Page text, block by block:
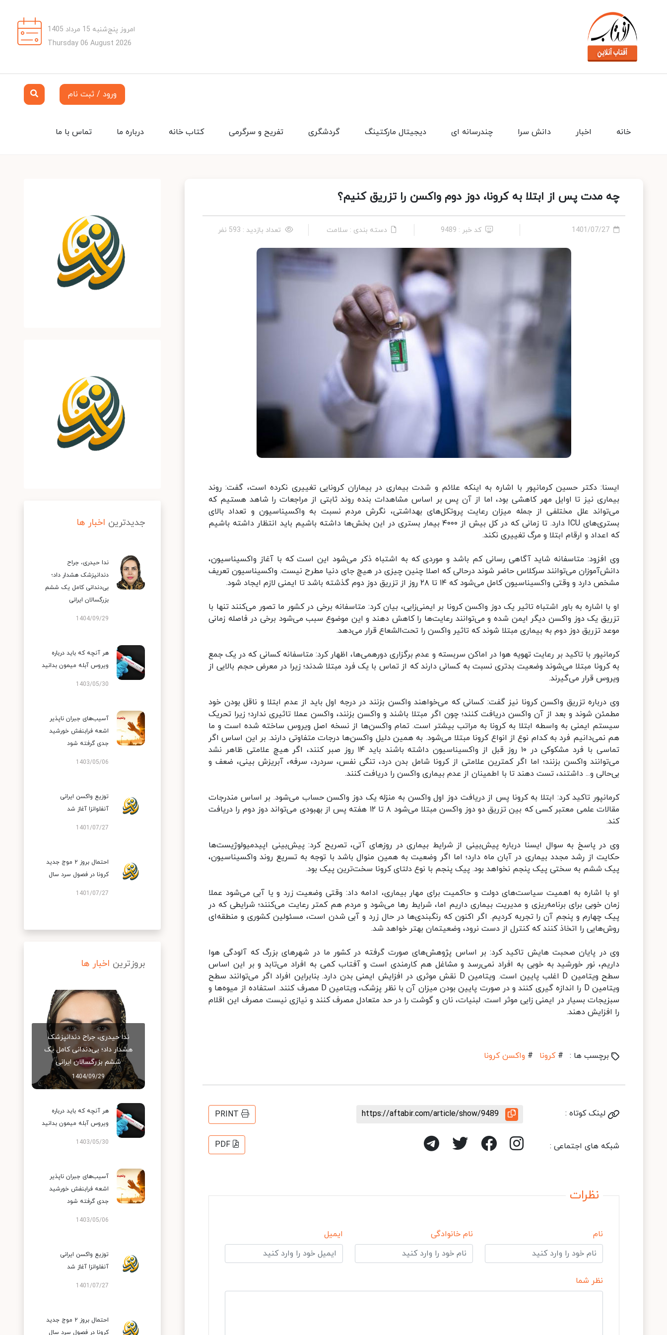
امروز پنج‌شنبه 15 مرداد 1405
Thursday 06 August 2026
ورود / ثبت نام
تماس با ما درباره ما کتاب خانه تفریح و سرگرمی گردشگری دیجیتال مارکتینگ چندرسانه ای دانش سرا اخبار خانه
چه مدت پس از ابتلا به کرونا، دوز دوم واکسن را تزریق کنیم؟
1401/07/27 کد خبر : 9489 دسته بندی : سلامت تعداد بازدید : 593 نفر
ایسنا: دکتر حسین کرمانپور با اشاره به اینکه علائم و شدت بیماری در بیماران کرونایی تغییری نکرده است، گفت: روند
بیماری نیز تا اوایل مهر کاهشی بود، اما از آن پس بر اساس مشاهدات بنده روند ثابتی از مراجعات را شاهد هستیم که
می‌تواند علل مختلفی از جمله میزان رعایت پروتکل‌های بهداشتی، نگرش مردم نسبت به واکسیناسیون و تعداد بالای
بستری‌های ICU دارد. تا زمانی که در کل بیش از ۴۰۰۰ بیمار بستری در این بخش‌ها داشته باشیم باید انتظار داشته باشیم
که اعداد و ارقام ابتلا و مرگ تغییری نکند.
وی افزود: متاسفانه شاید آگاهی رسانی کم باشد و موردی که به اشتباه ذکر می‌شود این است که با آغاز واکسیناسیون،
دانش‌آموزان می‌توانند سرکلاس حاضر شوند درحالی که اصلا چنین چیزی در هیچ جای دنیا مطرح نیست. واکسیناسیون تعریف
مشخص دارد و وقتی واکسیناسیون کامل می‌شود که ۱۴ تا ۲۸ روز از تزریق دوز دوم گذشته باشد تا ایمنی لازم ایجاد شود.
او با اشاره به باور اشتباه تاثیر یک دوز واکسن کرونا بر ایمنی‌زایی، بیان کرد: متاسفانه برخی در کشور ما تصور می‌کنند تنها با
تزریق یک دوز واکسن دیگر ایمن شده و می‌توانند رعایت‌ها را کاهش دهند و این موضوع سبب می‌شود برخی در فاصله زمانی
موعد تزریق دوز دوم به بیماری مبتلا شوند که تاثیر واکسن را تحت‌الشعاع قرار می‌دهد.
کرمانپور با تاکید بر رعایت تهویه هوا در اماکن سربسته و عدم برگزاری دورهمی‌ها، اظهار کرد: متاسفانه کسانی که در یک جمع
به کرونا مبتلا می‌شوند وضعیت بدتری نسبت به کسانی دارند که از تماس با یک فرد مبتلا شدند؛ زیرا در معرض حجم بالایی از
ویروس قرار می‌گیرند.
وی درباره تزریق واکسن کرونا نیز گفت: کسانی که می‌خواهند واکسن بزنند در درجه اول باید از عدم ابتلا و ناقل بودن خود
مطمئن شوند و بعد از آن واکسن دریافت کنند؛ چون اگر مبتلا باشند و واکسن بزنند، واکسن عملا تاثیری ندارد؛ زیرا تحریک
سیستم ایمنی به واسطه ابتلا به کرونا به مراتب بیشتر است. تمام واکسن‌ها از نسخه اصل ویروس ساخته شده است و ما
هم نمی‌دانیم فرد به کدام نوع از انواع کرونا مبتلا می‌شود. به همین دلیل واکسن‌ها درجات متفاوتی دارند. بر این اساس اگر
تماسی با فرد مشکوکی در ۱۰ روز قبل از واکسیناسیون داشته باشند باید ۱۴ روز صبر کنند، اگر هیچ علامتی ظاهر نشد
می‌توانند واکسن بزنند؛ اما اگر کمترین علامتی از کرونا شامل بدن درد، تنگی نفس، سردرد، سرفه، آبریزش بینی، ضعف و
بی‌حالی و... داشتند، تست دهند تا با اطمینان از عدم بیماری واکسن را دریافت کنند.
کرمانپور تاکید کرد: ابتلا به کرونا پس از دریافت دوز اول واکسن به منزله یک دوز واکسن حساب می‌شود. بر اساس مندرجات
مقالات علمی معتبر کسی که بین تزریق دو دوز واکسن مبتلا می‌شود ۸ تا ۱۲ هفته پس از بهبودی می‌تواند دوز دوم را دریافت
کند.
وی در پاسخ به سوال ایسنا درباره پیش‌بینی از شرایط بیماری در روزهای آتی، تصریح کرد: پیش‌بینی اپیدمیولوژیست‌ها
حکایت از رشد مجدد بیماری در آبان ماه دارد؛ اما اگر وضعیت به همین منوال باشد با توجه به تسریع روند واکسیناسیون،
پیک ششم به سختی پیک پنجم نخواهد بود. پیک پنجم با نوع دلتای کرونا سخت‌ترین پیک بود.
او با اشاره به اهمیت سیاست‌های دولت و حاکمیت برای مهار بیماری، ادامه داد: وقتی وضعیت زرد و یا آبی می‌شود عملا
زمان خوبی برای برنامه‌ریزی و مدیریت بیماری داریم اما، شرایط رها می‌شود و مردم هم کمتر رعایت می‌کنند؛ شرایطی که در
پیک چهارم و پنجم آن را تجربه کردیم. اگر اکنون که رنگبندی‌ها در حال زرد و آبی شدن است، مسئولین کشوری و منطقه‌ای
روش‌هایی را اتخاذ کنند که کنترل از دست نرود، وضعیتمان بهتر خواهد شد.
وی در پایان صحبت هایش تاکید کرد: بر اساس پژوهش‌های صورت گرفته در کشور ما در شهرهای بزرگ که آلودگی هوا
داریم، نور خورشید به خوبی به افراد نمی‌رسد و مشاغل هم کارمندی است و آفتاب کمی به افراد می‌تابد و بر این اساس
سطح ویتامین D اغلب پایین است. ویتامین D نقش موثری در افزایش ایمنی بدن دارد. بنابراین افراد اگر می‌توانند سطح
ویتامین D را اندازه گیری کنند و در صورت پایین بودن میزان آن با نظر پزشک، ویتامین D مصرف کنند. استفاده از میوه‌ها و
سبزیجات بسیار در ایمنی زایی موثر است. لبنیات، نان و گوشت را در حد متعادل مصرف کنند و نیازی نیست مصرف این اقلام
را افزایش دهند.
برچسب ها : # کرونا # واکسن کرونا
لینک کوتاه : https://aftabir.com/article/show/9489
PRINT
شبکه های اجتماعی : PDF
نظرات
نام نام خانوادگی ایمیل
نظر شما
جدیدترین اخبار ها
ندا حیدری، جراح
دندانپزشک هشدار داد؛
بی‌دندانی کامل یک ششم
بزرگسالان ایرانی
1404/09/29
هر آنچه که باید درباره
ویروس آبله میمون بدانید
1403/05/30
آسیب‌های جبران ناپذیر
اشعه فرابنفش خورشید
جدی گرفته شود
1403/05/06
توزیع واکسن ایرانی
آنفلوانزا آغاز شد
1401/07/27
احتمال بروز ۲ موج جدید
کرونا در فصول سرد سال
1401/07/27
بروزترین اخبار ها
ندا حیدری، جراح دندانپزشک
هشدار داد؛ بی‌دندانی کامل یک
ششم بزرگسالان ایرانی
1404/09/29
هر آنچه که باید درباره
ویروس آبله میمون بدانید
1403/05/30
آسیب‌های جبران ناپذیر
اشعه فرابنفش خورشید
جدی گرفته شود
1403/05/06
توزیع واکسن ایرانی
آنفلوانزا آغاز شد
1401/07/27
احتمال بروز ۲ موج جدید
کرونا در فصول سرد سال